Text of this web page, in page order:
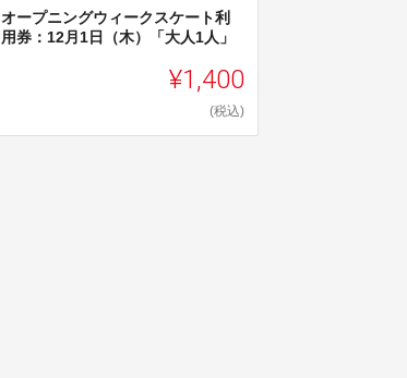
オープニングウィークスケート利
用券：12月1日（木）「大人1人」
¥1,400
(税込)